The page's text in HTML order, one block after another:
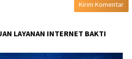
LAYANAN INTERNET BAKTI